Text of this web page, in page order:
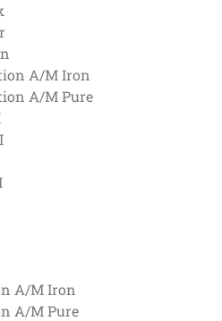
A/M Iron
A/M Pure
A/M Iron
A/M Pure